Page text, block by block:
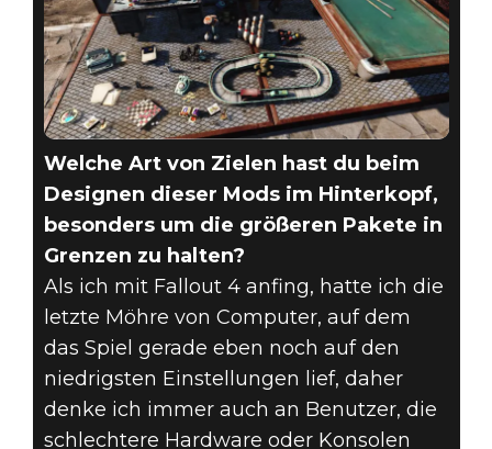
Welche Art von Zielen hast du beim
Designen dieser Mods im Hinterkopf,
besonders um die größeren Pakete in
Grenzen zu halten?
Als ich mit Fallout 4 anfing, hatte ich die
letzte Möhre von Computer, auf dem
das Spiel gerade eben noch auf den
niedrigsten Einstellungen lief, daher
denke ich immer auch an Benutzer, die
schlechtere Hardware oder Konsolen